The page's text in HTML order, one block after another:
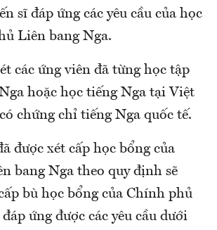
sĩ đáp ứng các yêu cầu của học
Liên bang Nga.
các ứng viên đã từng học tập
hoặc học tiếng Nga tại Việt
chứng chỉ tiếng Nga quốc tế.
được xét cấp học bổng của
bang Nga theo quy định sẽ
bù học bổng của Chính phủ
ứng được các yêu cầu dưới